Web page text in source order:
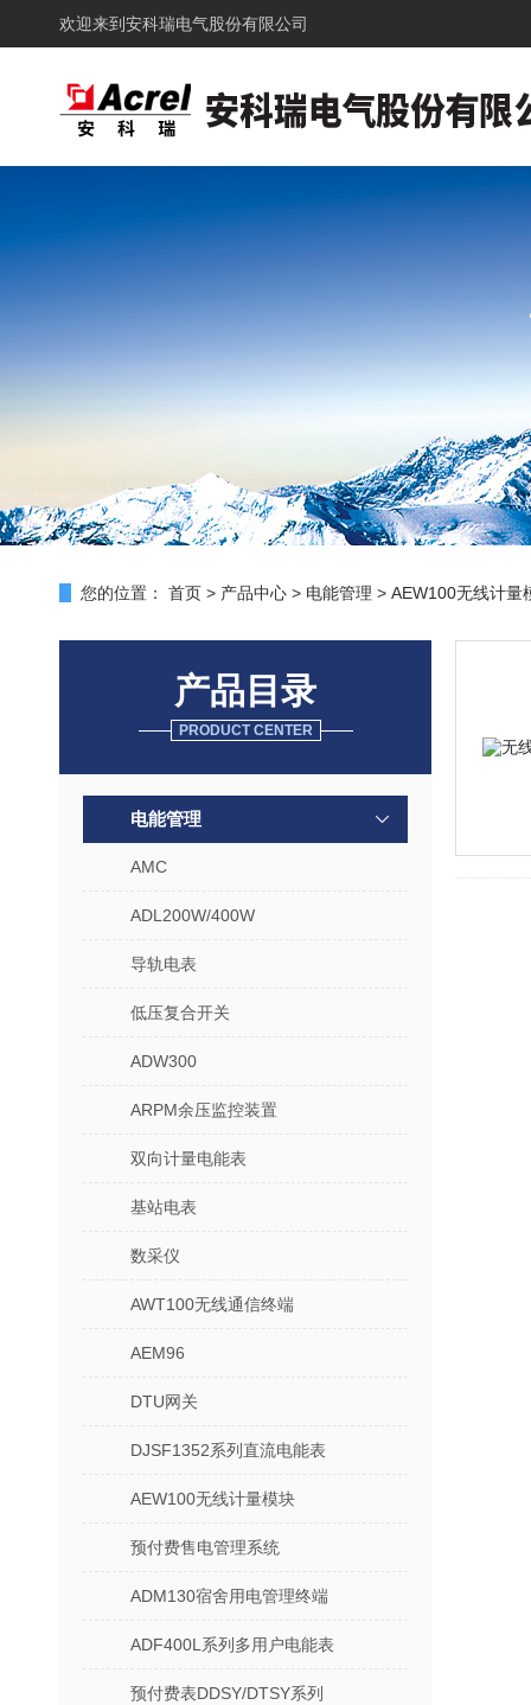
欢迎来到 安科瑞电气股份有限公司
您的位置： 首页 > 产品中心 > 电能管理 > AEW100无线计量
产品目录
PRODUCT CENTER
电能管理
AMC
ADL200W/400W
导轨电表
低压复合开关
ADW300
ARPM余压监控装置
双向计量电能表
基站电表
数采仪
AWT100无线通信终端
AEM96
DTU网关
DJSF1352系列直流电能表
AEW100无线计量模块
预付费售电管理系统
ADM130宿舍用电管理终端
ADF400L系列多用户电能表
预付费表DDSY/DTSY系列